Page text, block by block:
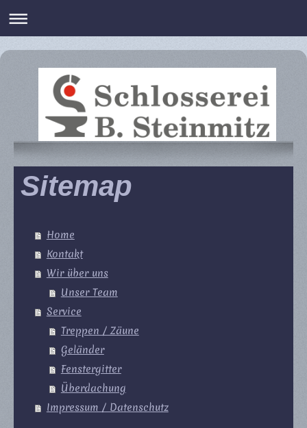
Sitemap
Home
Kontakt
Wir über uns
Unser Team
Service
Treppen / Zäune
Geländer
Fenstergitter
Überdachung
Impressum / Datenschutz